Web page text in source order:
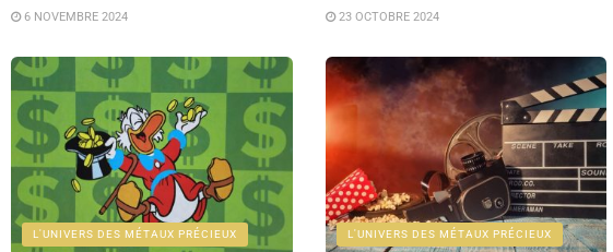
6 NOVEMBRE 2024 23 OCTOBRE 2024
L'UNIVERS DES MÉTAUX PRÉCIEUX L'UNIVERS DES MÉTAUX PRÉCIEUX